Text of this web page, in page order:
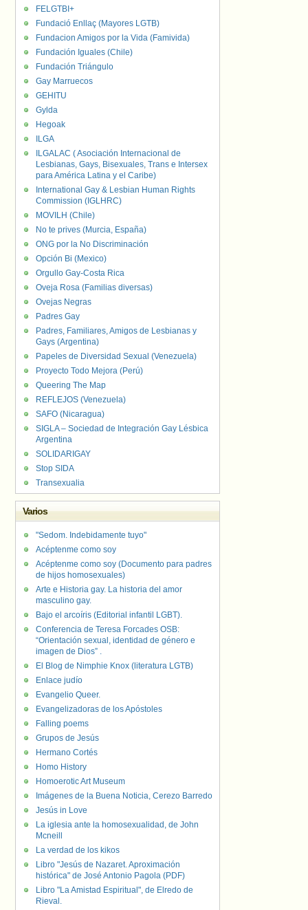
FELGTBI+
Fundació Enllaç (Mayores LGTB)
Fundacion Amigos por la Vida (Famivida)
Fundación Iguales (Chile)
Fundación Triángulo
Gay Marruecos
GEHITU
Gylda
Hegoak
ILGA
ILGALAC ( Asociación Internacional de
Lesbianas, Gays, Bisexuales, Trans e Intersex
para América Latina y el Caribe)
International Gay & Lesbian Human Rights
Commission (IGLHRC)
MOVILH (Chile)
No te prives (Murcia, España)
ONG por la No Discriminación
Opción Bi (Mexico)
Orgullo Gay-Costa Rica
Oveja Rosa (Familias diversas)
Ovejas Negras
Padres Gay
Padres, Familiares, Amigos de Lesbianas y
Gays (Argentina)
Papeles de Diversidad Sexual (Venezuela)
Proyecto Todo Mejora (Perú)
Queering The Map
REFLEJOS (Venezuela)
SAFO (Nicaragua)
SIGLA – Sociedad de Integración Gay Lésbica
Argentina
SOLIDARIGAY
Stop SIDA
Transexualia
Varios
"Sedom. Indebidamente tuyo"
Acéptenme como soy
Acéptenme como soy (Documento para padres
de hijos homosexuales)
Arte e Historia gay. La historia del amor
masculino gay.
Bajo el arcoíris (Editorial infantil LGBT).
Conferencia de Teresa Forcades OSB:
“Orientación sexual, identidad de género e
imagen de Dios” .
El Blog de Nimphie Knox (literatura LGTB)
Enlace judío
Evangelio Queer.
Evangelizadoras de los Apóstoles
Falling poems
Grupos de Jesús
Hermano Cortés
Homo History
Homoerotic Art Museum
Imágenes de la Buena Noticia, Cerezo Barredo
Jesús in Love
La iglesia ante la homosexualidad, de John
Mcneill
La verdad de los kikos
Libro "Jesús de Nazaret. Aproximación
histórica" de José Antonio Pagola (PDF)
Libro "La Amistad Espiritual", de Elredo de
Rieval.